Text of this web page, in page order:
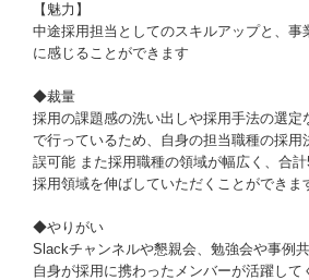
【魅力】
中途採用担当としてのスキルアップと、事
に感じることができます
◆裁量
採用の課題感の洗い出しや採用手法の選定
で行っているため、自身の担当職種の採用
誤可能 また採用職種の領域が幅広く、合計
採用領域を伸ばしていただくことができま
◆やりがい
Slackチャンネルや懇親会、勉強会や事例
自身が採用に携わったメンバーが活躍して